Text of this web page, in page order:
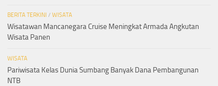
BERITA TERKINI / WISATA
Wisatawan Mancanegara Cruise Meningkat Armada Angkutan
Wisata Panen
WISATA
Pariwisata Kelas Dunia Sumbang Banyak Dana Pembangunan
NTB